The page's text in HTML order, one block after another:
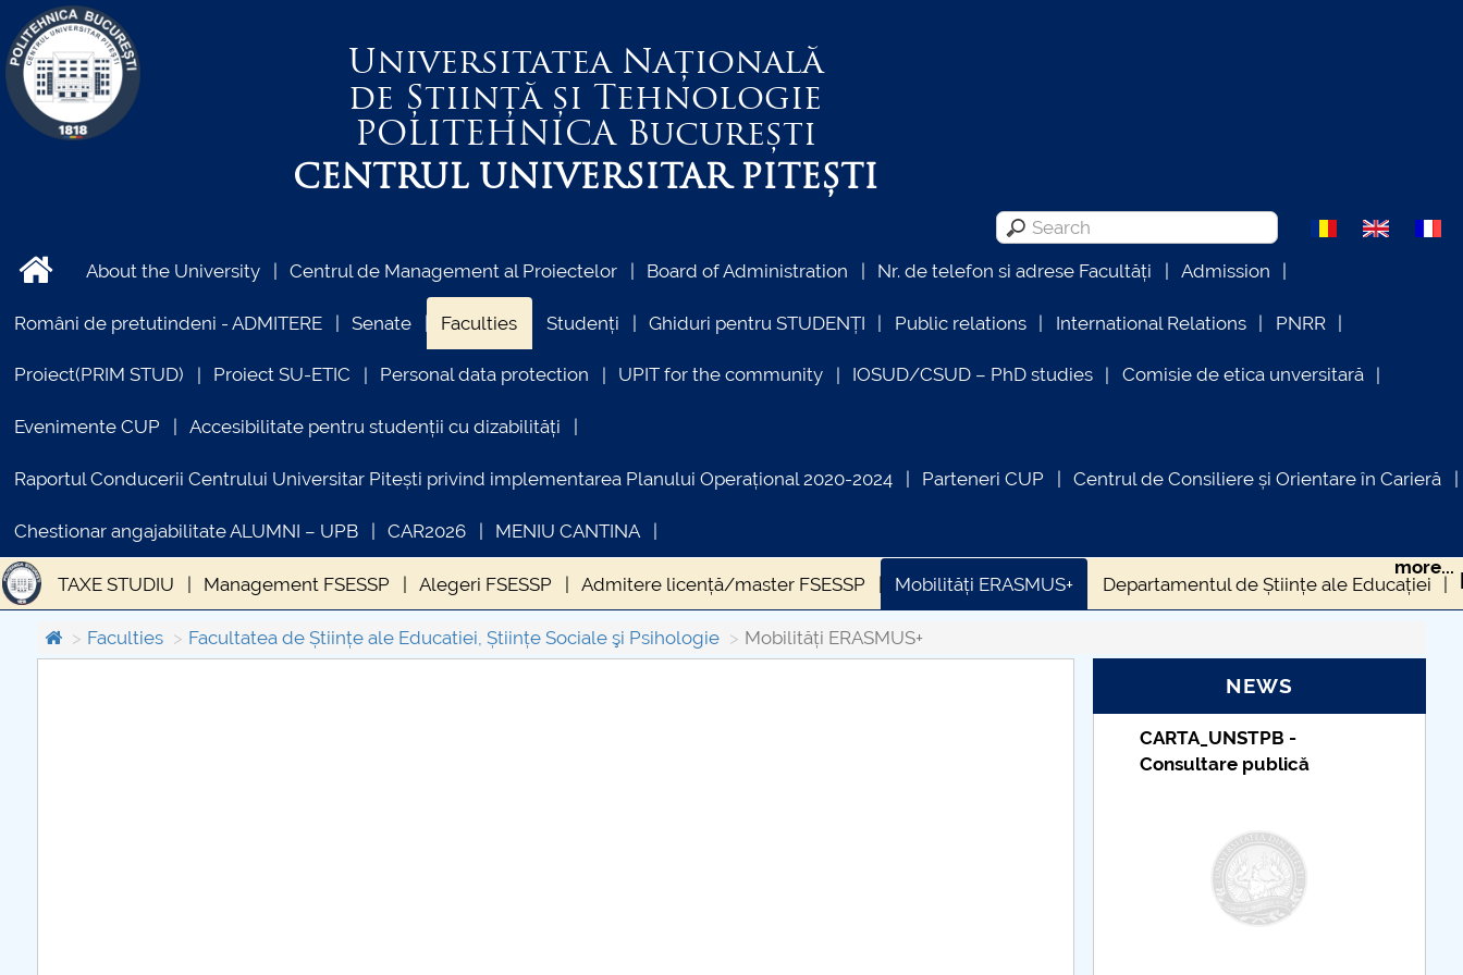
Universitatea Națională
de Știință și Tehnologie
POLITEHNICABucurești
CENTRUL UNIVERSITAR PITEȘTI
About the University Centrul de Management al Proiectelor Board of Administration Nr. de telefon si adrese Facultăți Admission
Români de pretutindeni - ADMITERE Senate Faculties Studenți Ghiduri pentru STUDENȚI Public relations International Relations PNRR
Proiect(PRIM STUD) Proiect SU-ETIC Personal data protection UPIT for the community IOSUD/CSUD – PhD studies Comisie de etica unversitară
Evenimente CUP Accesibilitate pentru studenții cu dizabilități
Raportul Conducerii Centrului Universitar Pitești privind implementarea Planului Operațional 2020-2024 Parteneri CUP Centrul de Consiliere și Orientare în Carieră
Chestionar angajabilitate ALUMNI – UPB CAR2026 MENIU CANTINA
TAXE STUDIU Management FSESSP Alegeri FSESSP Admitere licență/master FSESSP Mobilități ERASMUS+ Departamentul de Științe ale Educației
Departamentul Psihologie și Științe ale Comunicării si Asistență socială D.P.P.D. Evaluarea și asigurarea calității FSESSP
more...
Faculties Facultatea de Științe ale Educatiei, Științe Sociale şi Psihologie Mobilități ERASMUS+
NEWS
Taxe de școlarizare
indexate – Centrul